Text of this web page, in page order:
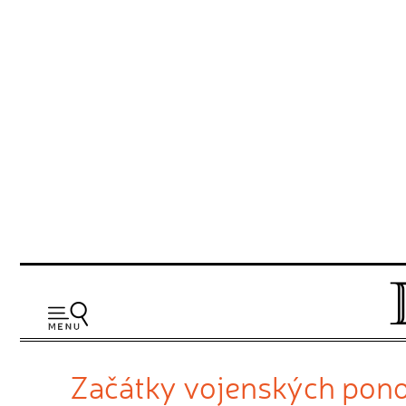
Začátky vojenských